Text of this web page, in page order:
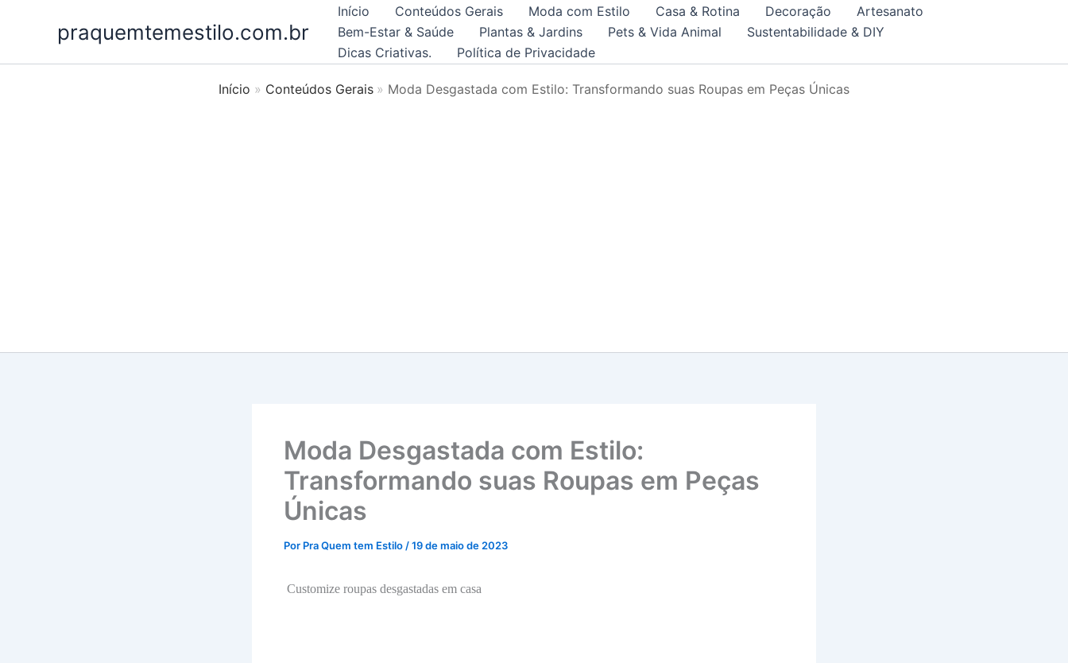
praquemtemestilo.com.br
Início Conteúdos Gerais Moda com Estilo Casa & Rotina Decoração
Artesanato
Bem-Estar & Saúde
Plantas & Jardins Pets & Vida Animal
Sustentabilidade & DIY
Dicas Criativas.
Política de Privacidade
Início Conteúdos Gerais Moda Desgastada com Estilo: Transformando suas Roupas em Peças Únicas
Moda Desgastada com Estilo:
Transformando suas Roupas em Peças
Únicas
Por Pra Quem tem Estilo /19 de maio de 2023
Customize roupas desgastadas em casa